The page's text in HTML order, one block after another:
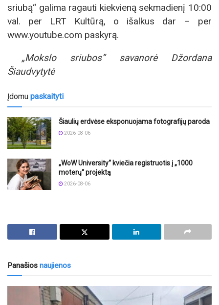
sriubą“ galima ragauti kiekvieną sekmadienį 10:00
val. per LRT Kultūrą, o išalkus dar – per
www.youtube.com paskyrą.
„Mokslo sriubos” savanorė Džordana
Šiaudvytytė
Įdomu paskaityti
Šiaulių erdvėse eksponuojama fotografijų paroda
2026-08-06
„WoW University“ kviečia registruotis į „1000
moterų“ projektą
2026-08-06
Panašios naujienos